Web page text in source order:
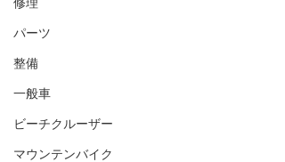
パーツ
整備
一般車
ビーチクルーザー
マウンテンバイク